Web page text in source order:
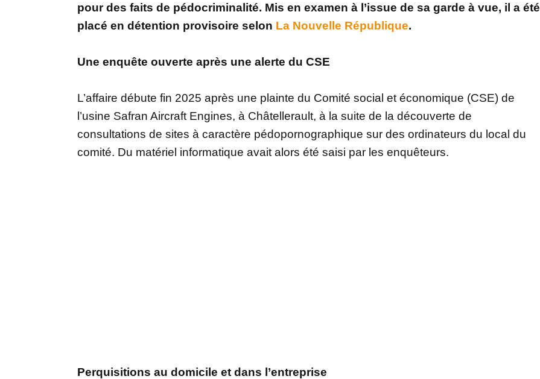
pour des faits de pédocriminalité. Mis en examen à l’issue de sa garde à vue, il a été
placé en détention provisoire selon La Nouvelle République.
Une enquête ouverte après une alerte du CSE
L’affaire débute fin 2025 après une plainte du Comité social et économique (CSE) de
l’usine Safran Aircraft Engines, à Châtellerault, à la suite de la découverte de
consultations de sites à caractère pédopornographique sur des ordinateurs du local du
comité. Du matériel informatique avait alors été saisi par les enquêteurs.
Perquisitions au domicile et dans l’entreprise